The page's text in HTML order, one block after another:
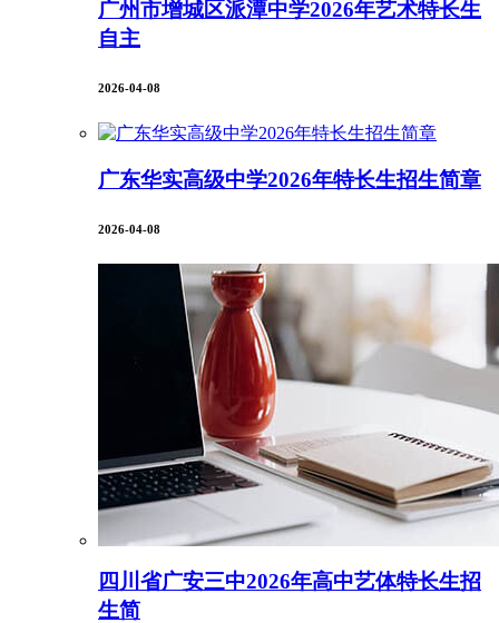
广州市增城区派潭中学2026年艺术特长生
自主
2026-04-08
广东华实高级中学2026年特长生招生简章
2026-04-08
四川省广安三中2026年高中艺体特长生招
生简